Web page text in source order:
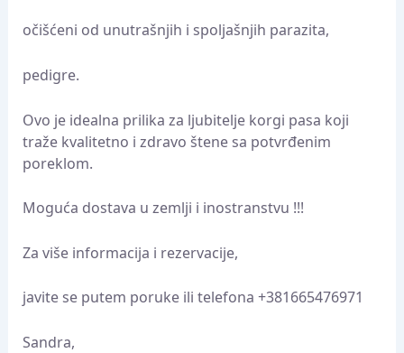
očišćeni od unutrašnjih i spoljašnjih parazita,
pedigre.
Ovo je idealna prilika za ljubitelje korgi pasa koji
traže kvalitetno i zdravo štene sa potvrđenim
poreklom.
Moguća dostava u zemlji i inostranstvu !!!
Za više informacija i rezervacije,
javite se putem poruke ili telefona +381665476971
Sandra,